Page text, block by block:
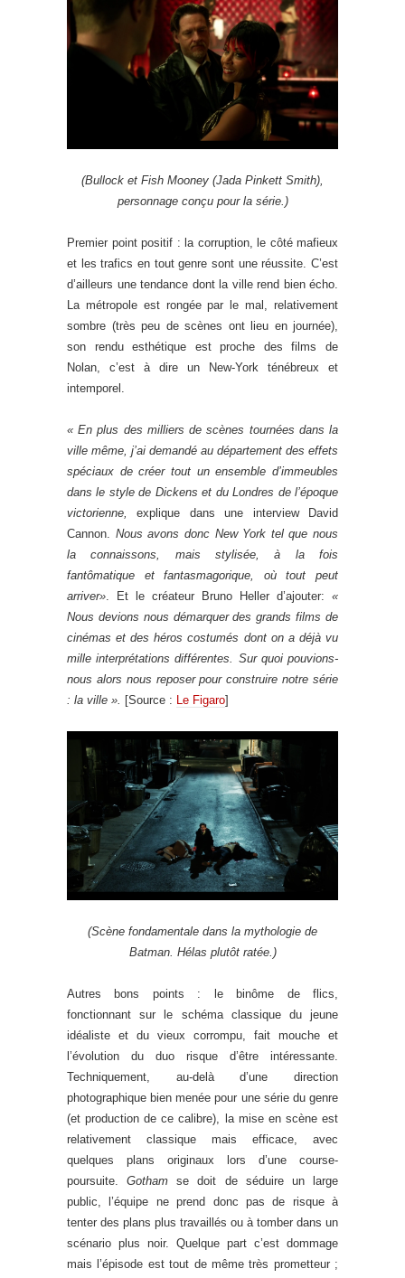
(Bullock et Fish Mooney (Jada Pinkett Smith),
personnage conçu pour la série.)
Premier point positif : la corruption, le côté mafieux
et les trafics en tout genre sont une réussite. C’est
d’ailleurs une tendance dont la ville rend bien écho.
La métropole est rongée par le mal, relativement
sombre (très peu de scènes ont lieu en journée),
son rendu esthétique est proche des films de
Nolan, c’est à dire un New-York ténébreux et
intemporel.
« En plus des milliers de scènes tournées dans la
ville même, j’ai demandé au département des effets
spéciaux de créer tout un ensemble d’immeubles
dans le style de Dickens et du Londres de l’époque
victorienne,
explique dans une interview David
Cannon. Nous avons donc New York tel que nous
la connaissons, mais stylisée, à la fois
fantômatique et fantasmagorique, où tout peut
arriver» . Et le créateur Bruno Heller d’ajouter: «
Nous devions nous démarquer des grands films de
cinémas et des héros costumés dont on a déjà vu
mille interprétations différentes. Sur quoi pouvions-
nous alors nous reposer pour construire notre série
: la ville ». [Source : Le Figaro]
(Scène fondamentale dans la mythologie de
Batman. Hélas plutôt ratée.)
Autres bons points : le binôme de flics,
fonctionnant sur le schéma classique du jeune
idéaliste et du vieux corrompu, fait mouche et
l’évolution du duo risque d’être intéressante.
Techniquement, au-delà d’une direction
photographique bien menée pour une série du genre
(et production de ce calibre), la mise en scène est
relativement classique mais efficace, avec
quelques plans originaux lors d’une course-
poursuite.Gotham se doit de séduire un large
public, l’équipe ne prend donc pas de risque à
tenter des plans plus travaillés ou à tomber dans un
scénario plus noir. Quelque part c’est dommage
mais l’épisode est tout de même très prometteur ;